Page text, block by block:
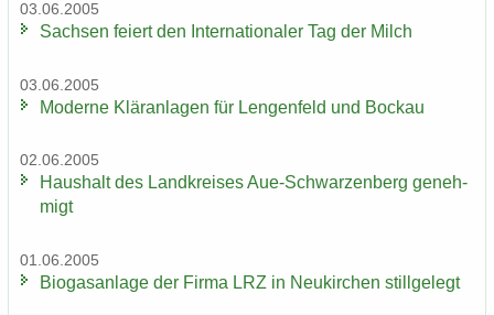
03.06.2005
Sach­sen fei­ert den In­ter­na­tio­na­ler Tag der Milch
03.06.2005
Mo­der­ne Klär­an­la­gen für Len­gen­feld und Bo­ckau
02.06.2005
Haus­halt des Land­krei­ses Aue-​Schwarzenberg ge­neh­
migt
01.06.2005
Bio­gas­an­la­ge der Firma LRZ in Neu­kir­chen still­ge­legt